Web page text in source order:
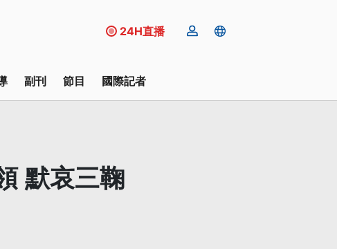
24H直播
副刊 節目 國際記者
默哀三鞠